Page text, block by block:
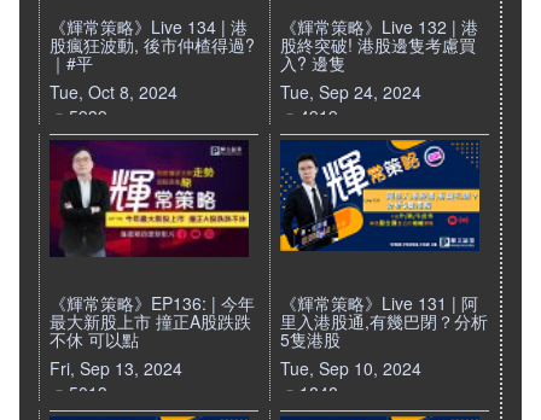
《輝常策略》Live 134 | 港
股瘋狂波動, 後市仲楂得過?
｜#平
Tue, Oct 8, 2024
5939
《輝常策略》Live 132 | 港
股終突破! 港股邊隻考慮買
入? 邊隻
Tue, Sep 24, 2024
4919
《輝常策略》EP136: | 今年
最大新股上市 撞正A股跌跌
不休 可以點
Fri, Sep 13, 2024
5013
《輝常策略》Live 131 | 阿
里入港股通,有幾巴閉？分析
5隻港股
Tue, Sep 10, 2024
1848